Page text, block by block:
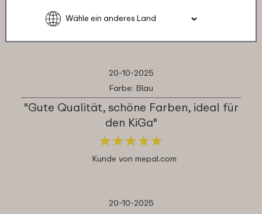
20-10-2025
Farbe: Blau
"Gute Qualität, schöne Farben, ideal für
den KiGa"
★★★★★
★★★★★
Kunde von mepal.com
20-10-2025